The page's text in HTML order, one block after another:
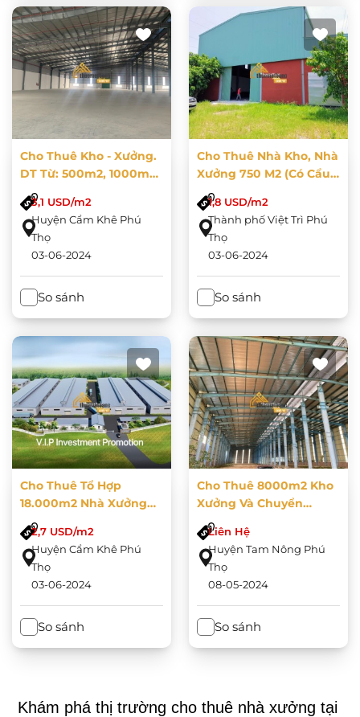
Cho Thuê Kho - Xưởng.
DT Từ: 500m2, 1000m2,
1500m2, 2000m2,... Đến
20.000m2 Tại KCN Cẩm
Khê
3,1 USD/m2
Huyện Cẩm Khê Phú
Thọ
03-06-2024
So sánh
Cho Thuê Nhà Kho, Nhà
Xưởng 750 M2 (có Cẩu
Trục 5 Tấn) Số 827 - Đại
Lộ Hùng Vương
1,8 USD/m2
Thành phố Việt Trì Phú
Thọ
03-06-2024
So sánh
Cho Thuê Tổ Hợp
18.000m2 Nhà Xưởng
Sản Xuất May Mặc, Giày
Da Tại Phú Thọ.
2,7 USD/m2
Huyện Cẩm Khê Phú
Thọ
03-06-2024
So sánh
Cho Thuê 8000m2 Kho
Xưởng Và Chuyển
Nhượng Dự Án 4,2ha
Tại Xã Vạn Xuân, Tam
Nông, Phú Thọ
Liên Hệ
Huyện Tam Nông Phú
Thọ
08-05-2024
So sánh
Khám phá thị trường cho thuê nhà xưởng tại